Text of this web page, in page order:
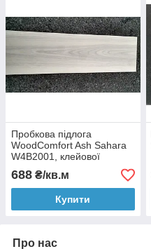
Пробкова підлога
WoodComfort Ash Sahara
W4B2001, клейової
688 ₴/кв.м
Купити
Про нас